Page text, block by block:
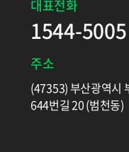
대표전화
1544-5005
주소
(47353) 부산광역시
644번길 20 (범천동)